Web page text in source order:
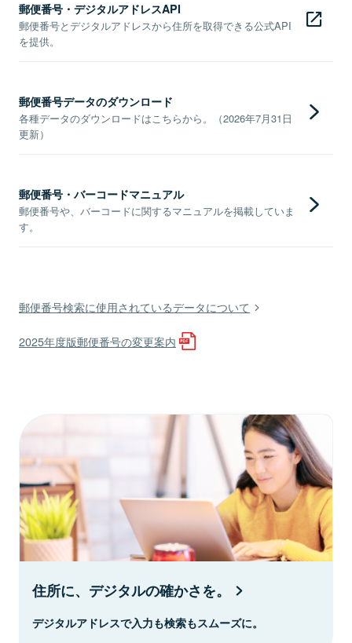
郵便番号・デジタルアドレスAPI
郵便番号とデジタルアドレスから住所を取得できる公式API
を提供。
郵便番号データのダウンロード
各種データのダウンロードはこちらから。（2026年7月31日
更新）
郵便番号・バーコードマニュアル
郵便番号や、バーコードに関するマニュアルを掲載していま
す。
郵便番号検索に使用されているデータについて
2025年度版郵便番号の変更案内
住所に、デジタルの確かさを。
デジタルアドレスで入力も検索もスムーズに。